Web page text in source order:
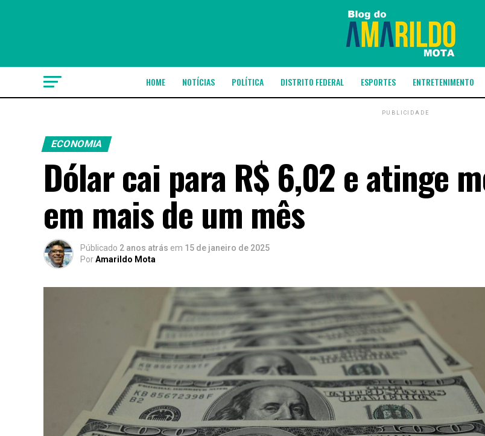
HOME NOTÍCIAS POLÍTICA DISTRITO FEDERAL ESPORTES ENTRETENIMENTO
PUBLICIDADE
ECONOMIA
Dólar cai para R$ 6,02 e atinge
em mais de um mês
Públicado 2 anos atrás em 15 de janeiro de 2025
PorAmarildo Mota